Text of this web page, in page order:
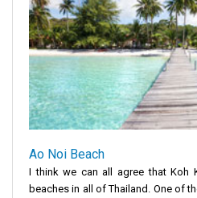
Ao Noi Beach
I think we can all agree that Koh
beaches in all of Thailand. One of